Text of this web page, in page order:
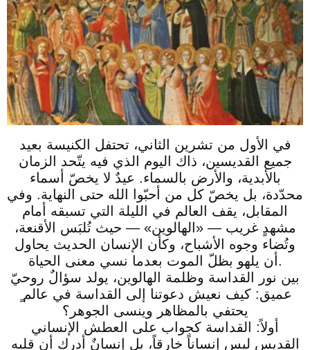
في الأول من تشرين الثاني، تحتفل الكنيسة بعيد
جميع القديسين، ذاك اليوم الذي فيه يتّحد الزمان
بالأبدية، والأرض بالسماء. عيدٌ لا يخصّ أسماء
محدّدة، بل يخصّ كل من أحبّوا الله حتى النهاية. وفي
المقابل، يقف العالم في الليلة التي تسبقه أمام
مشهدٍ غريب — «الهالوين» — حيث تُلبَس الأقنعة،
وتُضاء وجوه الأشباح، وكأن الإنسان الحديث يحاول
أن يلهو بظلّ الموت بعدما نسي معنى الحياة.
بين نور القداسة وظلمة الهالوين، يولد سؤالٌ روحيّ
عميق: كيف نعيش دعوتنا إلى القداسة في عالم ٍ
يحتفي بالمظاهر وينسى الجوهر؟
أولاً: القداسة كجواب على العطش الإنساني
القديس ليس إنساناً خارقاً، بل إنسانٌ أدرك أن قلبه